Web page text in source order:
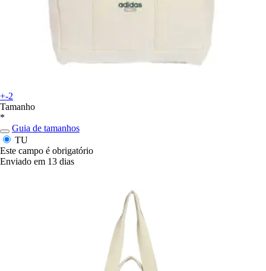
+-2
Tamanho
*
Guia de tamanhos
TU
Este campo é obrigatório
Enviado em 13 dias